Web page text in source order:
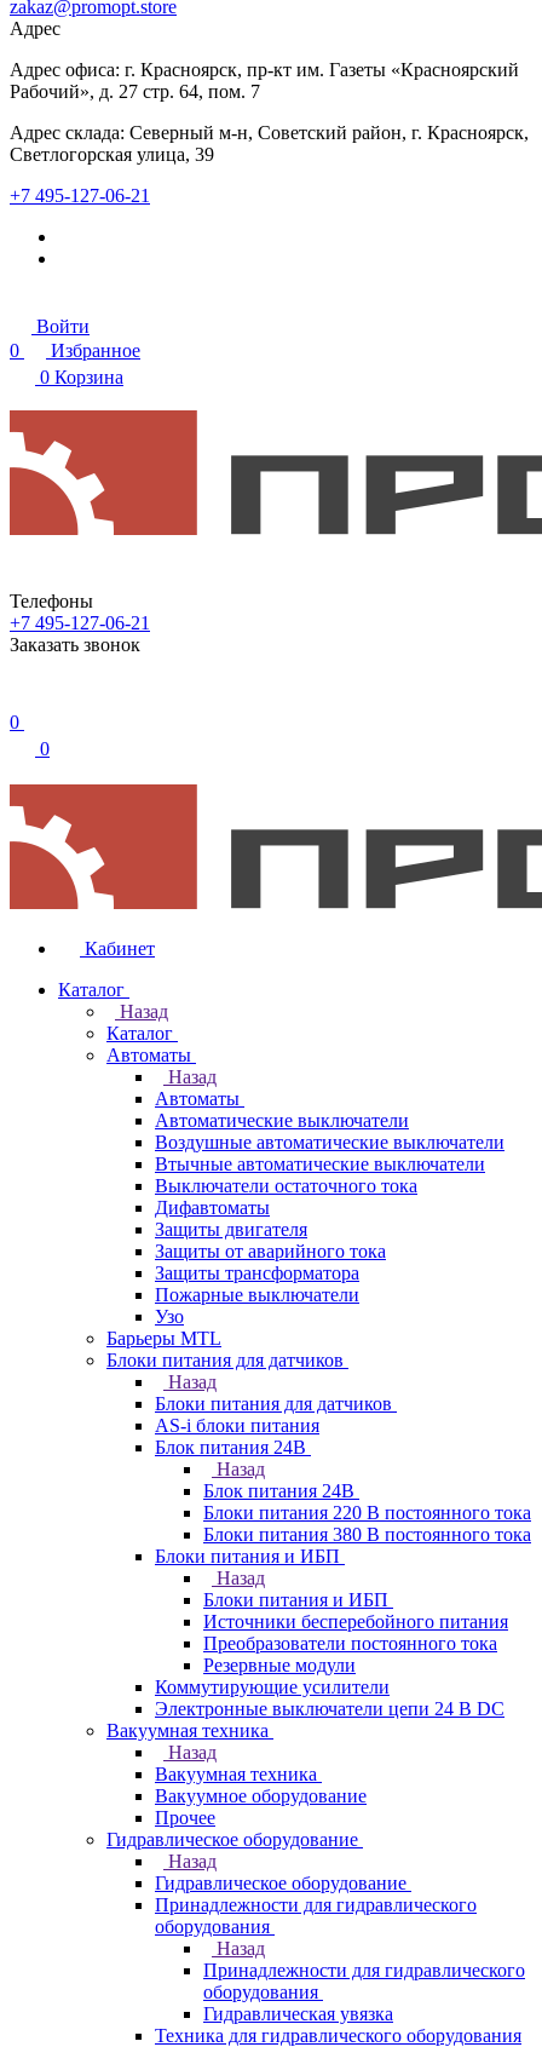
zakaz@promopt.store
Адрес
Адрес офиса: г. Красноярск, пр-кт им. Газеты «Красноярский
Рабочий», д. 27 стр. 64, пом. 7
Адрес склада: Северный м-н, Советский район, г. Красноярск,
Светлогорская улица, 39
+7 495-127-06-21
Войти
0
Избранное
0 Корзина
Телефоны
+7 495-127-06-21
Заказать звонок
0
0
Кабинет
Каталог
Назад
Каталог
Автоматы
Назад
Автоматы
Автоматические выключатели
Воздушные автоматические выключатели
Втычные автоматические выключатели
Выключатели остаточного тока
Дифавтоматы
Защиты двигателя
Защиты от аварийного тока
Защиты трансформатора
Пожарные выключатели
Узо
Барьеры MTL
Блоки питания для датчиков
Назад
Блоки питания для датчиков
AS-i блоки питания
Блок питания 24В
Назад
Блок питания 24В
Блоки питания 220 В постоянного тока
Блоки питания 380 В постоянного тока
Блоки питания и ИБП
Назад
Блоки питания и ИБП
Источники бесперебойного питания
Преобразователи постоянного тока
Резервные модули
Коммутирующие усилители
Электронные выключатели цепи 24 В DC
Вакуумная техника
Назад
Вакуумная техника
Вакуумное оборудование
Прочее
Гидравлическое оборудование
Назад
Гидравлическое оборудование
Принадлежности для гидравлического
оборудования
Назад
Принадлежности для гидравлического
оборудования
Гидравлическая увязка
Техника для гидравлического оборудования